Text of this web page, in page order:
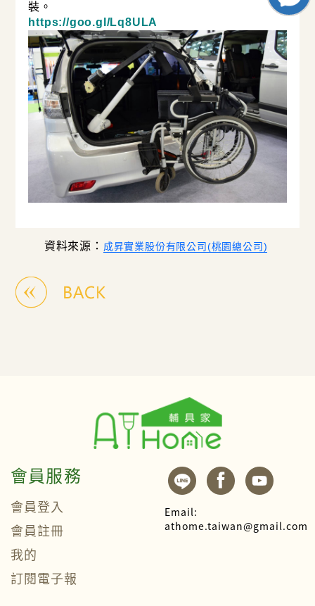
裝。
https://goo.gl/Lq8ULA
資料來源： 成昇實業股份有限公司(桃園總公司)
會員服務
會員登入
會員註冊
我的
訂閱電子報
Email:
athome.taiwan@gmail.com